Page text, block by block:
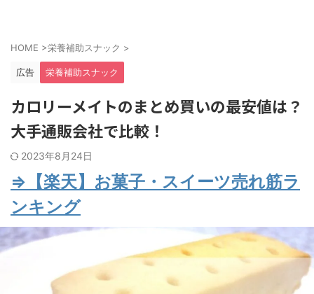
HOME >栄養補助スナック >
広告 栄養補助スナック
カロリーメイトのまとめ買いの最安値は？
大手通販会社で比較！
2023年8月24日
⇒【楽天】お菓子・スイーツ売れ筋ラ
ンキング